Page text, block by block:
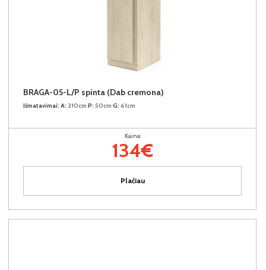
BRAGA-05-L/P spinta (Dab cremona)
Išmatavimai: A: 210cm P: 50cm G: 61cm
Kaina:
134€
Plačiau